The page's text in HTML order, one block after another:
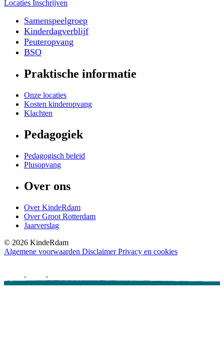
Locaties Inschrijven
Samenspeelgroep
Kinderdagverblijf
Peuteropvang
BSO
Praktische informatie
Onze locaties
Kosten kinderopvang
Klachten
Pedagogiek
Pedagogisch beleid
Plusopvang
Over ons
Over KindeRdam
Over Groot Rotterdam
Jaarverslag
© 2026 KindeRdam
Algemene voorwaarden Disclaimer Privacy en cookies